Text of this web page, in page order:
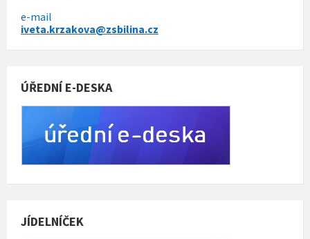
e-mail
iveta.krzakova@zsbilina.cz
ÚŘEDNÍ E-DESKA
JÍDELNÍČEK